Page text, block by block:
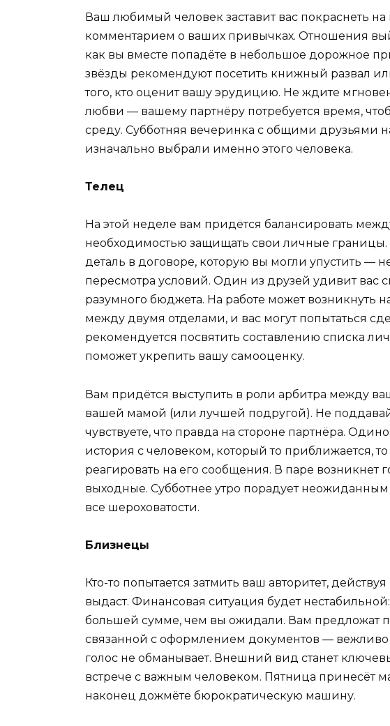
Ваш любимый человек заставит вас покраснеть
комментарием о ваших привычках. Отношения
как вы вместе попадёте в небольшое дорожное
звёзды рекомендуют посетить книжный развал
того, кто оценит вашу эрудицию. Не ждите
любви — вашему партнёру потребуется время,
среду. Субботняя вечеринка с общими друзьями
изначально выбрали именно этого человека.
Телец
На этой неделе вам придётся балансировать
необходимостью защищать свои личные границы.
деталь в договоре, которую вы могли упустить —
пересмотра условий. Один из друзей удивит
разумного бюджета. На работе может возникнуть
между двумя отделами, и вас могут попытаться
рекомендуется посвятить составлению списка
поможет укрепить вашу самооценку.
Вам придётся выступить в роли арбитра между
вашей мамой (или лучшей подругой). Не
чувствуете, что правда на стороне партнёра.
история с человеком, который то приближается,
реагировать на его сообщения. В паре возникнет
выходные. Субботнее утро порадует
все шероховатости.
Близнецы
Кто-то попытается затмить ваш авторитет,
выдаст. Финансовая ситуация будет
большей сумме, чем вы ожидали. Вам предложат
связанной с оформлением документов — вежливо
голос не обманывает. Внешний вид станет
встрече с важным человеком. Пятница принесёт
наконец дожмёте бюрократическую машину.